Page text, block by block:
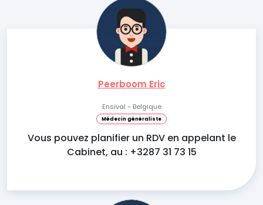
Peerboom Eric
Ensival - Belgique
Médecin généraliste
Vous pouvez planifier un RDV en appelant le
Cabinet, au : +3287 31 73 15